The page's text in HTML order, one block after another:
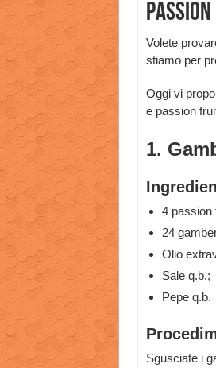
Volete
stiamo per
Oggi vi
e passion
1.
4 passion
24
Olio
Sale q.b.;
Pepe q.b.
Sgusciate i